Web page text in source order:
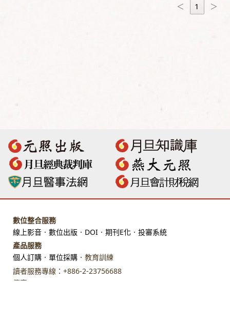
＜
1 ＞
數位整合服務
線上影音 ． 數位出版 ． DOI ． 期刊E化 ． 投審系統
產品服務
個人訂購 ． 單位採購 ．教育訓練
讀者服務專線：+886-2-23756688
傳真：+886-2-23318496